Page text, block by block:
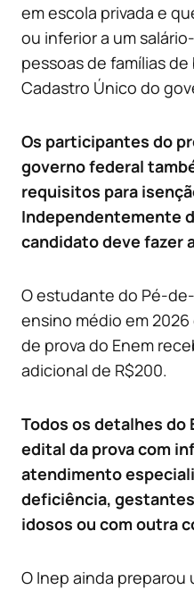
em escola privada e
ou inferior a um
pessoas de famílias
Cadastro Único do
Os participantes do
governo federal
requisitos para
Independentemente
candidato deve fazer
O estudante do Pé-
ensino médio em
de prova do Enem
adicional de R$200.
Todos os detalhes do
edital da prova com
atendimento
deficiência,
idosos ou com outra
O Inep ainda